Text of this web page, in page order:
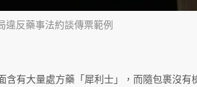
違反藥事法約談傳票範例
含有大量處方藥「犀利士」，而隨包裹沒有